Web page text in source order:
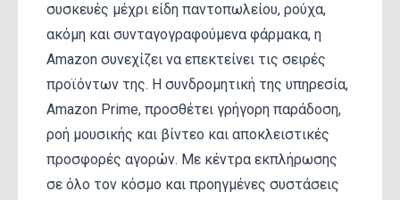
συσκευές μέχρι είδη παντοπωλείου, ρούχα,
ακόμη και συνταγογραφούμενα φάρμακα, η
Amazon συνεχίζει να επεκτείνει τις σειρές
προϊόντων της. Η συνδρομητική της υπηρεσία,
Amazon Prime, προσθέτει γρήγορη παράδοση,
ροή μουσικής και βίντεο και αποκλειστικές
προσφορές αγορών. Με κέντρα εκπλήρωσης
σε όλο τον κόσμο και προηγμένες συστάσεις